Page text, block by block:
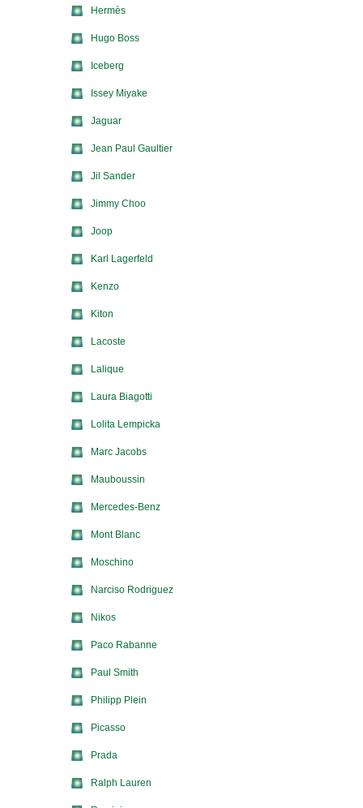
Hermès
Hugo Boss
Iceberg
Issey Miyake
Jaguar
Jean Paul Gaultier
Jil Sander
Jimmy Choo
Joop
Karl Lagerfeld
Kenzo
Kiton
Lacoste
Lalique
Laura Biagotti
Lolita Lempicka
Marc Jacobs
Mauboussin
Mercedes-Benz
Mont Blanc
Moschino
Narciso Rodriguez
Nikos
Paco Rabanne
Paul Smith
Philipp Plein
Picasso
Prada
Ralph Lauren